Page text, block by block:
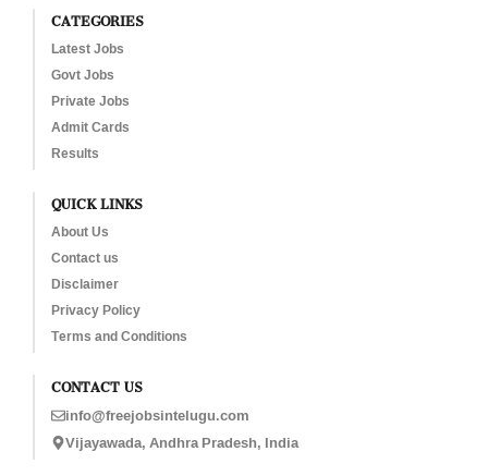
CATEGORIES
Latest Jobs
Govt Jobs
Private Jobs
Admit Cards
Results
QUICK LINKS
About Us
Contact us
Disclaimer
Privacy Policy
Terms and Conditions
CONTACT US
info@freejobsintelugu.com
Vijayawada, Andhra Pradesh, India